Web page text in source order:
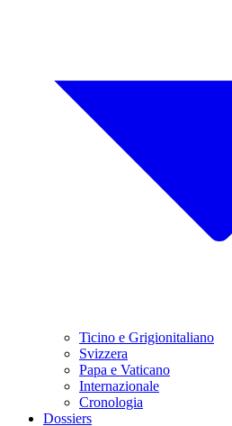
Ticino e Grigionitaliano
Svizzera
Papa e Vaticano
Internazionale
Cronologia
Dossiers